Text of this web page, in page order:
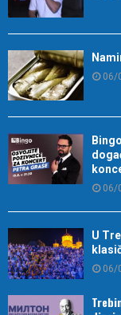
06/
06/
U
06/